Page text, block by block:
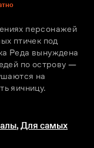
персонажей
птичек под
Реда вынуждена
по острову —
на
яичницу.
,Для самых